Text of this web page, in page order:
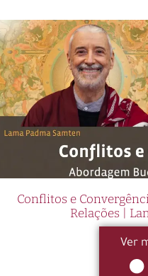
Conflitos e
Relações |
Ver